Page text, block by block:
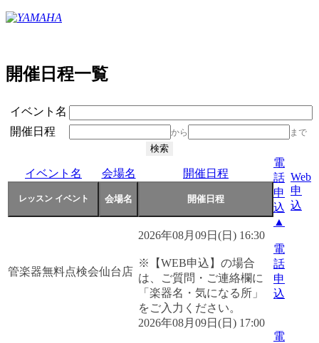
開催日程一覧
イベント名
開催日程
から まで
イベント名 会場名 開催日程
電
話
申
込
▲
Web
申
込
管楽器無料点検会仙台店
2026年08月09日(日) 16:30
※【WEB申込】の場合
は、ご質問・ご連絡欄に
「楽器名・気になる所」
をご入力ください。
電
話
申
込
2026年08月09日(日) 17:00
電